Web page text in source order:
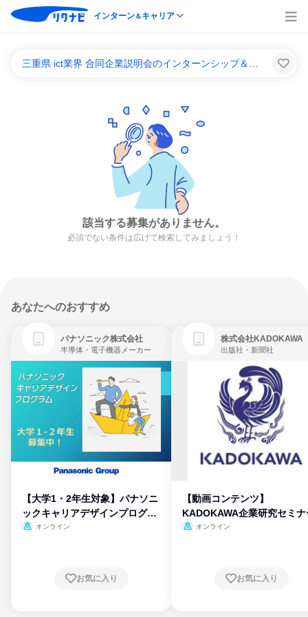
インターン＆キャリア
該当する募集がありません。
必須でない条件は広げて検索してみましょう！
あなたへのおすすめ
パナソニック株式会社
半導体・電子機器メーカー
【大学1・2年生対象】パナソニ
ックキャリアデザインプログラ
ム
オンライン
お気に入り
株式会社KADOKAWA
出版社・新聞社
【動画コンテンツ】
KADOKAWA企業研究セミナ
オンライン
お気に入り